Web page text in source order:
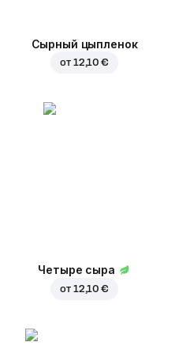
Сырный цыпленок
от 12,10 €
Четыре сыра
от 12,10 €